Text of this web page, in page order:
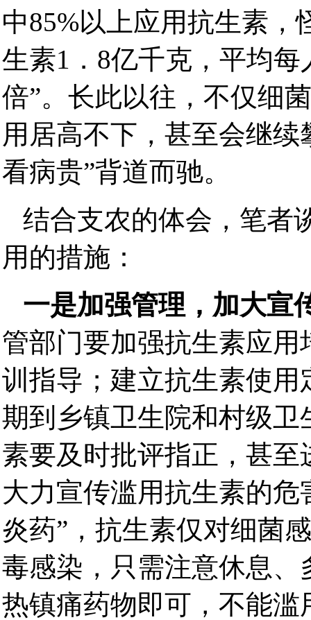
中85%以上应用抗生素，
生素1．8亿千克，平均
倍”。长此以往，不仅细
用居高不下，甚至会继
看病贵”背道而驰。
结合支农的体会，笔者
用的措施：
一是加强管理，加大宣
管部门要加强抗生素应
训指导；建立抗生素使
期到乡镇卫生院和村级
素要及时批评指正，甚
大力宣传滥用抗生素的
炎药”，抗生素仅对细菌
毒感染，只需注意休息
热镇痛药物即可，不能滥